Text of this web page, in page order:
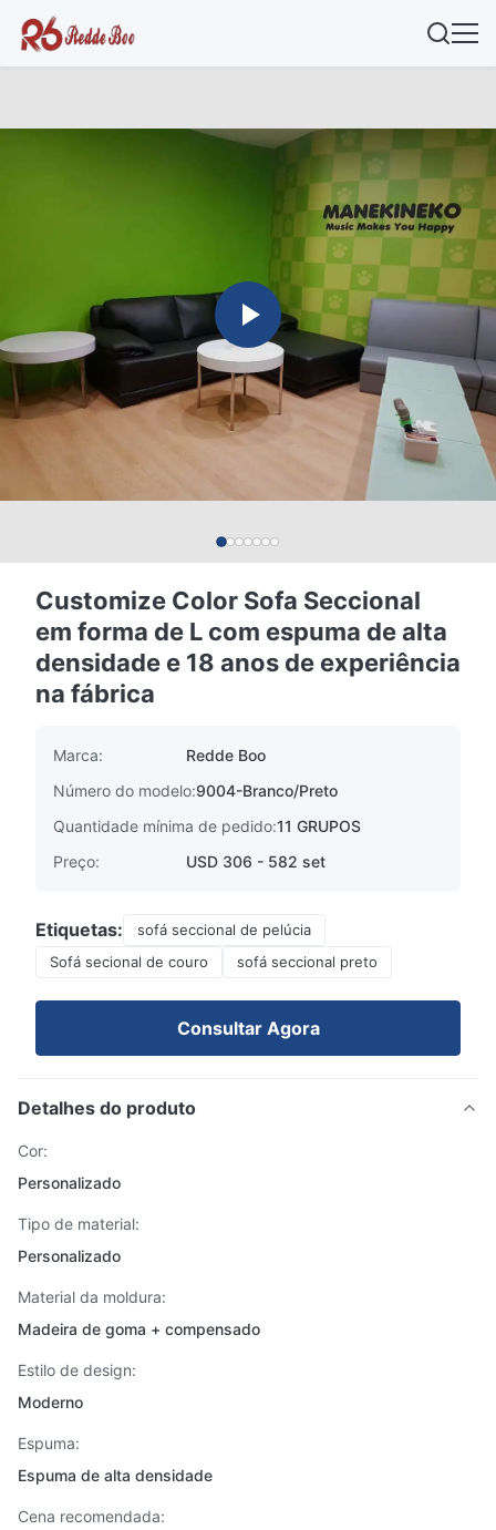
Customize Color Sofa Seccional
em forma de L com espuma de alta
densidade e 18 anos de experiência
na fábrica
Marca:
Redde Boo
Número do modelo:9004-Branco/Preto
Quantidade mínima de pedido:11 GRUPOS
Preço:
USD 306 - 582 set
Etiquetas:
sofá seccional de pelúcia
Sofá secional de couro
sofá seccional preto
Consultar Agora
Detalhes do produto
Cor:
Personalizado
Tipo de material:
Personalizado
Material da moldura:
Madeira de goma + compensado
Estilo de design:
Moderno
Espuma:
Espuma de alta densidade
Cena recomendada: